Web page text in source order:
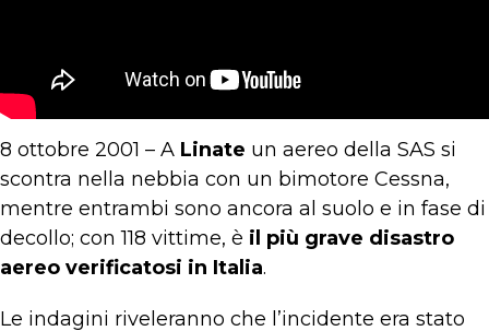
8 ottobre 2001 – A Linate un aereo della SAS si
scontra nella nebbia con un bimotore Cessna,
mentre entrambi sono ancora al suolo e in fase di
decollo; con 118 vittime, è il più grave disastro
aereo verificatosi in Italia.
Le indagini riveleranno che l’incidente era stato